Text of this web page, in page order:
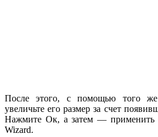
После этого, с помощью того
увеличьте его размер за счет
Нажмите Ок, а затем — применить
Wizard.